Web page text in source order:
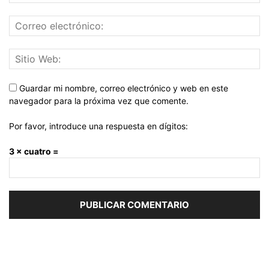
Guardar mi nombre, correo electrónico y web en este
navegador para la próxima vez que comente.
Por favor, introduce una respuesta en dígitos:
3 × cuatro =